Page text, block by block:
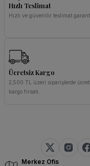
Hızlı Teslimat
Hızlı ve güvenilir teslimat
Ücretsiz Kargo
2,500 TL üzeri siparişlerde
kargo fırsatı.
Merkez Ofis